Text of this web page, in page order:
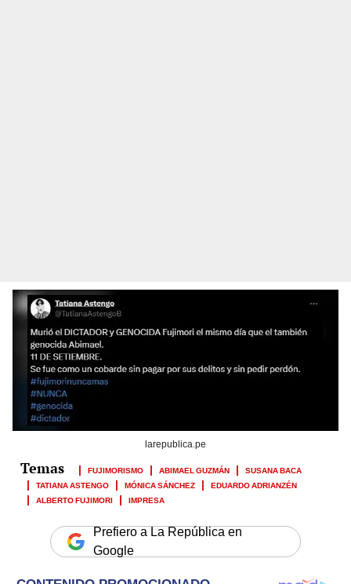
larepublica.pe
FUJIMORISMO ABIMAEL GUZMÁN
SUSANA BACA
TATIANA ASTENGO
MÓNICA SÁNCHEZ
EDUARDO ADRIANZÉN
ALBERTO FUJIMORI
IMPRESA
Prefiero a La República en
Google